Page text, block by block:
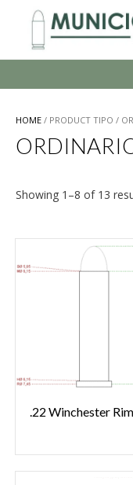
contenido
HOME / PRODUCT TIPO /
Showing 1–8 of 13
.22 Winchester